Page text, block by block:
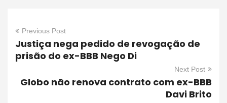
Previous Post
Justiça nega pedido de revogação de
prisão do ex-BBB Nego Di
Next Post
Globo não renova contrato com ex-BBB
Davi Brito